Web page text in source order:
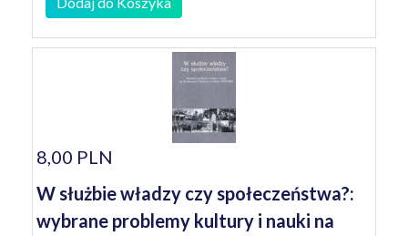
8,00 PLN
W służbie władzy czy społeczeństwa?:
wybrane problemy kultury i nauki na